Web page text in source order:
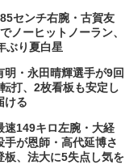
センチ右腕・古賀友
ノーヒットノーラン、
ぶり夏白星
明・永田晴輝選手が9回
打、2枚看板も安定し
ける
速149キロ左腕・大経
手が恩師・高代延博さ
板、法大に5失点し気を